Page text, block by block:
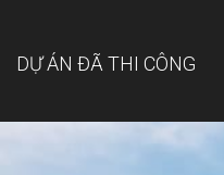
DỰ ÁN ĐÃ THI CÔNG